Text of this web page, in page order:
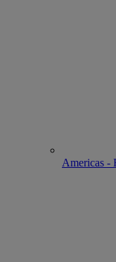
Americas -